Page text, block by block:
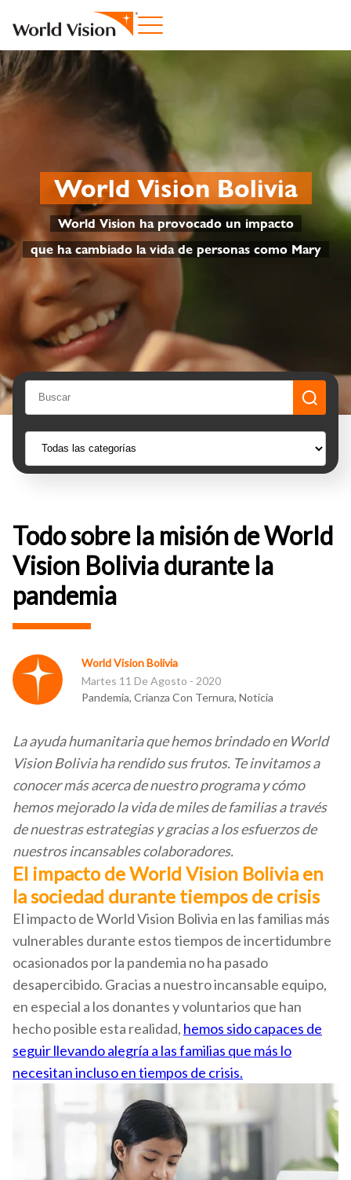
World Vision Bolivia
World Vision ha provocado un impacto
que ha cambiado la vida de personas como Mary
Todo sobre la misión de World
Vision Bolivia durante la
pandemia
World Vision Bolivia
Martes 11 De Agosto - 2020
Pandemia, Crianza Con Ternura, Noticia
La ayuda humanitaria que hemos brindado en World
Vision Bolivia ha rendido sus frutos. Te invitamos a
conocer más acerca de nuestro programa y cómo
hemos mejorado la vida de miles de familias a través
de nuestras estrategias y gracias a los esfuerzos de
nuestros incansables colaboradores.
El impacto de World Vision Bolivia en
la sociedad durante tiempos de crisis
El impacto de World Vision Bolivia en las familias más
vulnerables durante estos tiempos de incertidumbre
ocasionados por la pandemia no ha pasado
desapercibido. Gracias a nuestro incansable equipo,
en especial a los donantes y voluntarios que han
hecho posible esta realidad, hemos sido capaces de
seguir llevando alegría a las familias que más lo
necesitan incluso en tiempos de crisis.